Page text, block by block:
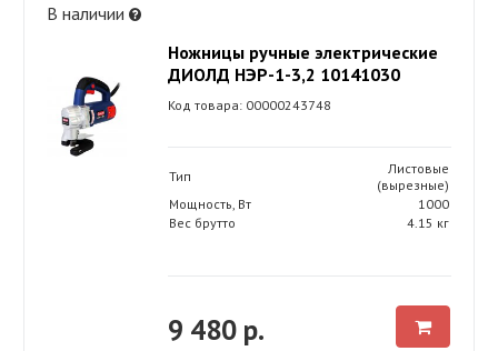
В наличии
Ножницы ручные электрические
ДИОЛД НЭР-1-3,2 10141030
Код товара: 00000243748
Тип
Листовые
(вырезные)
Мощность, Вт
1000
Вес брутто
4.15 кг
9 480 р.